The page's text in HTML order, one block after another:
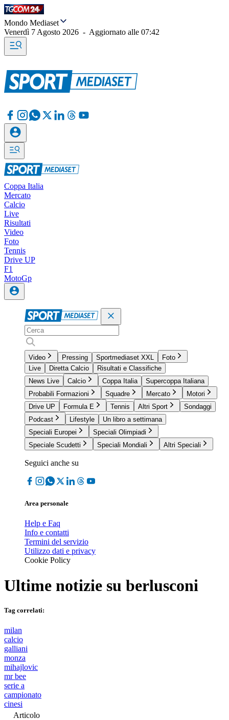
Mondo Mediaset
Venerdì 7 Agosto 2026 - Aggiornato alle 07:42
Coppa Italia
Mercato
Calcio
Live
Risultati
Video
Foto
Tennis
Drive UP
F1
MotoGp
Video Pressing Sportmediaset XXL
Foto
Live
Diretta Calcio
Risultati e Classifiche
News Live
Calcio Coppa Italia
Supercoppa Italiana
Probabili Formazioni
Squadre Mercato
Motori
Drive UP
Formula E Tennis Altri Sport
Sondaggi
Podcast
Lifestyle
Un libro a settimana
Speciali Europei
Speciali Olimpiadi
Speciale Scudetti
Speciali Mondiali Altri Speciali
Seguici anche su
Area personale
Help e Faq
Info e contatti
Termini del servizio
Utilizzo dati e privacy
Cookie Policy
Ultime notizie su berlusconi
Tag correlati:
milan
calcio
galliani
monza
mihajlovic
mr bee
serie a
campionato
cinesi
Articolo